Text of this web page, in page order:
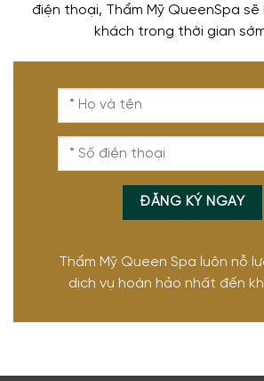
điện thoại, Thẩm Mỹ QueenSpa
khách trong thời gian
Thẩm Mỹ Queen Spa luôn nỗ
dịch vụ hoàn hảo nhất đến